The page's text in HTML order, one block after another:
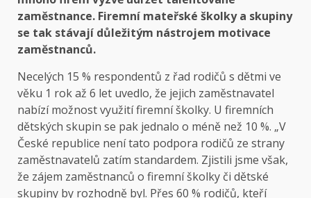
zaměstnance. Firemní mateřské školky a skupiny
se tak stávají důležitým nástrojem motivace
zaměstnanců.
Necelých 15 % respondentů z řad rodičů s dětmi ve
věku 1 rok až 6 let uvedlo, že jejich zaměstnavatel
nabízí možnost využití firemní školky. U firemních
dětských skupin se pak jednalo o méně než 10 %. „V
České republice není tato podpora rodičů ze strany
zaměstnavatelů zatím standardem. Zjistili jsme však,
že zájem zaměstnanců o firemní školky či dětské
skupiny by rozhodně byl. Přes 60 % rodičů, kteří